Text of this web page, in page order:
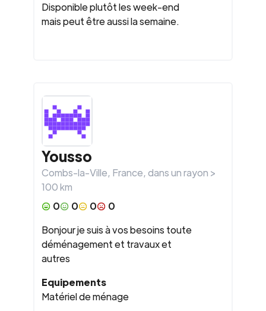
Disponible plutôt les week-end
mais peut être aussi la semaine.
Yousso
Combs-la-Ville, France, dans un rayon >
100km
0
0 0
0
Bonjour je suis à vos besoins toute
déménagement et travaux et
autres
Equipements
Matériel de ménage